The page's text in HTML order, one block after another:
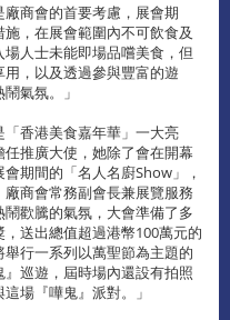
商會的首要考慮，展會期
，在展會範圍內不可飲食及
人士未能即場品嚐美食，但
，以及透過參與豐富的遊
氣氛。」
香港美食嘉年華」一大亮
推廣大使，她除了會在開幕
期間的「名人名廚Show」，
商會常務副會長兼展覽服務
歡騰的氣氛，大會準備了多
送出總值超過港幣100萬元的
行一系列以萬聖節為主題的
巡遊，屆時場內還設有拍照
場『嘩鬼』派對。」